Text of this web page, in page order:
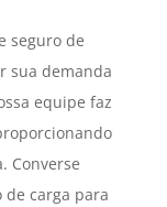
seguro de
sua demanda
equipe faz
Converse
de carga para